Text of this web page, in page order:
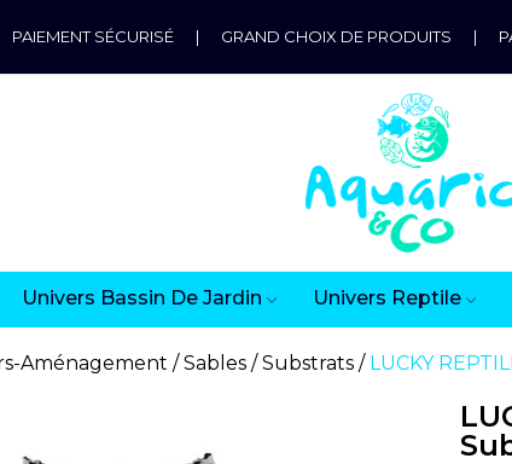
PAIEMENT SÉCURISÉ | GRAND CHOIX DE PRODUITS |
Univers Bassin De Jardin Univers Reptile
Aménagement Sables / Substrats LUCKY